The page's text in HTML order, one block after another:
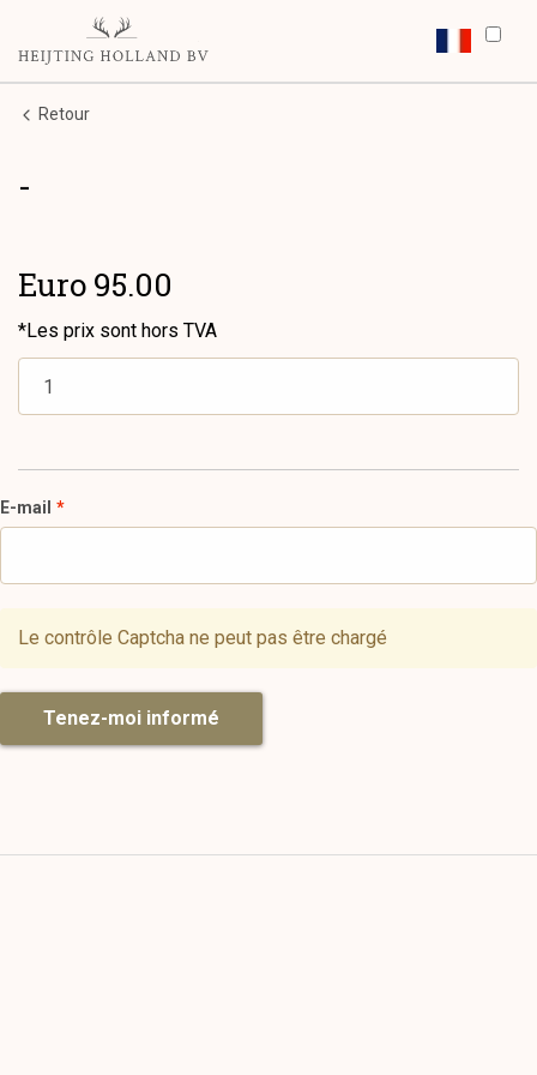
Retour
-
Euro 95.00
*Les prix sont hors TVA
E-mail
Le contrôle Captcha ne peut pas être chargé
Tenez-moi informé